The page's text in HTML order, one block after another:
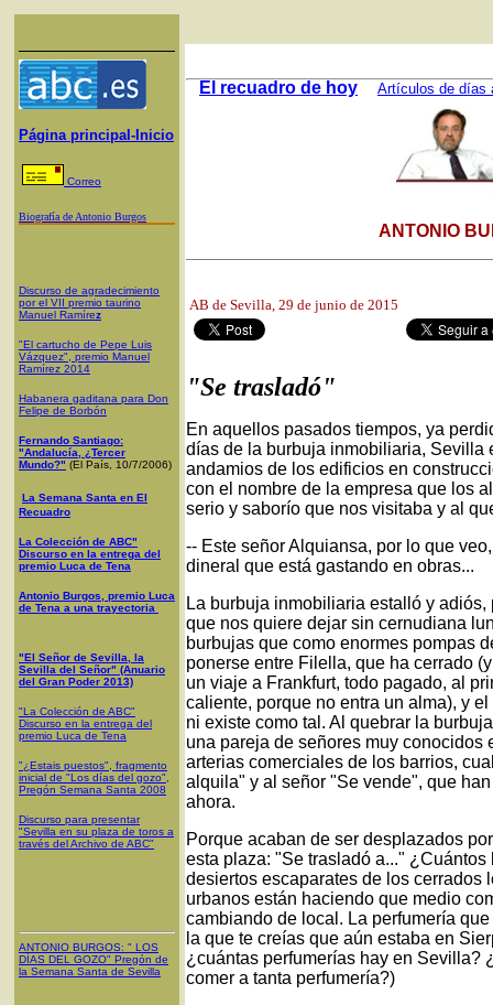
Página principal-Inicio
Correo
Biografía de Antonio Burgos
Discurso de agradecimiento
por el VII premio taurino
Manuel Ramírez
"El cartucho de Pepe Luis
Vázquez", premio Manuel
Ramírez 2014
Habanera gaditana para Don
Felipe de Borbón
Fernando Santiago:
"Andalucía, ¿Tercer
Mundo?" (El País, 10/7/2006)
La Semana Santa en El
Recuadro
La Colección de ABC"
Discurso en la entrega del
premio Luca de Tena
Antonio Burgos, premio Luca
de Tena a una trayectoria
"El Señor de Sevilla, la
Sevilla del Señor" (Anuario
del Gran Poder 2013)
"La Colección de ABC"
Discurso en la entrega del
premio Luca de Tena
"¿Estais puestos", fragmento
inicial de "Los días del gozo",
Pregón Semana Santa 2008
Discurso para presentar
"Sevilla en su plaza de toros a
través del Archivo de ABC"
ANTONIO BURGOS: " LOS
DÍAS DEL GOZO" Pregón de
la Semana Santa de Sevilla
El recuadro de hoy Artículos de días
ANTONIO
AB de Sevilla, 29 de junio de 2015
"Se trasladó"
En aquellos pasados tiempos, ya
días de la burbuja inmobiliaria, Sevilla
andamios de los edificios en
con el nombre de la empresa que los
serio y saborío que nos visitaba y al
-- Este señor Alquiansa, por lo que
dineral que está gastando en obras...
La burbuja inmobiliaria estalló y
que nos quiere dejar sin cernudiana
burbujas que como enormes pompas
ponerse entre Filella, que ha cerrado
un viaje a Frankfurt, todo pagado, al
caliente, porque no entra un alma), y
ni existe como tal. Al quebrar la
una pareja de señores muy
arterias comerciales de los barrios,
alquila" y al señor "Se vende", que
ahora.
Porque acaban de ser desplazados
esta plaza: "Se trasladó a..."
desiertos escaparates de los cerrados
urbanos están haciendo que medio
cambiando de local. La perfumería
la que te creías que aún estaba en
¿cuántas perfumerías hay en Sevilla?
comer a tanta perfumería?)